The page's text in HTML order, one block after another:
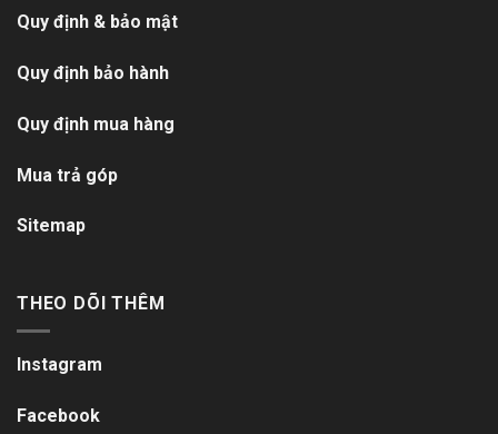
Quy định & bảo mật
Quy định bảo hành
Quy định mua hàng
Mua trả góp
Sitemap
THEO DÕI THÊM
Instagram
Facebook